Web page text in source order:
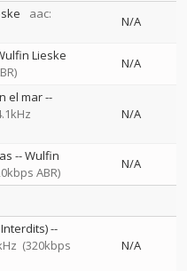
aac:
N/A
Lieske
N/A
el mar--
N/A
--Wulfin
ABR)
N/A
--
(320kbps
N/A